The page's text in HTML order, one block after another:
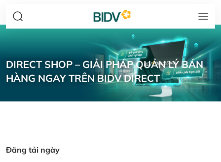
DIRECT SHOP – GIẢI PHÁP QUẢN LÝ BÁN
HÀNG NGAY TRÊN BIDV DIRECT
Đăng tải ngày